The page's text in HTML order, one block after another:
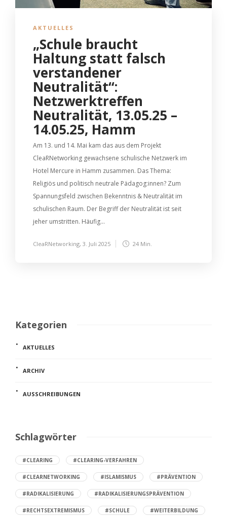
AKTUELLES
„Schule braucht
Haltung statt falsch
verstandener
Neutralität“:
Netzwerktreffen
Neutralität, 13.05.25 –
14.05.25, Hamm
Am 13. und 14. Mai kam das aus dem Projekt
CleaRNetworking gewachsene schulische Netzwerk im
Hotel Mercure in Hamm zusammen. Das Thema:
Religiös und politisch neutrale Pädagog:innen? Zum
Spannungsfeld zwischen Bekenntnis & Neutralität im
schulischen Raum. Der Begriff der Neutralität ist seit
jeher umstritten. Häufig...
CleaRNetworking, 3. Juli 2025 24 Min.
Kategorien
AKTUELLES
ARCHIV
AUSSCHREIBUNGEN
Schlagwörter
#CLEARING #CLEARING-VERFAHREN
#CLEARNETWORKING #ISLAMISMUS #PRÄVENTION
#RADIKALISIERUNG #RADIKALISIERUNGSPRÄVENTION
#RECHTSEXTREMISMUS #SCHULE #WEITERBILDUNG